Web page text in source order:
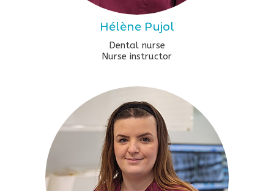
Hélène Pujol
Dental nurse
Nurse instructor